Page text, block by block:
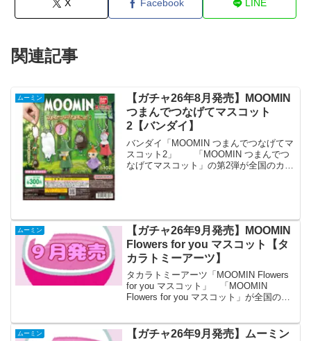
X Facebook LINE
関連記事
ムーミン
【ガチャ26年8月発売】MOOMIN
つまんでつなげてマスコット
2【バンダイ】
バンダイ「MOOMIN つまんでつなげてマ
スコット2」 「MOOMIN つまんでつ
なげてマスコット」の第2弾が全国のカプ
ムーミン
【ガチャ26年9月発売】MOOMIN
Flowers for you マスコット【タ
カラトミーアーツ】
タカラトミーアーツ「MOOMIN Flowers
for you マスコット」 「MOOMIN
Flowers for you マスコット」が全国のカ
ト。 商品名 M...
ムーミン
【ガチャ26年9月発売】ムーミン